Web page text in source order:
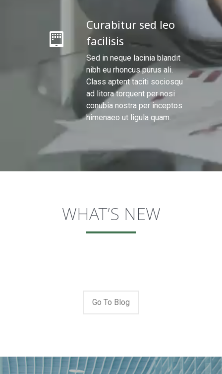
Curabitur sed leo
facilisis
Sed in neque lacinia blandit
nibh eu rhoncus purus ali.
Class aptent taciti sociosqu
ad litora torquent per nosi
conubia nostra per inceptos
himenaeo ut ligula quam.
WHAT’S NEW
Go To Blog